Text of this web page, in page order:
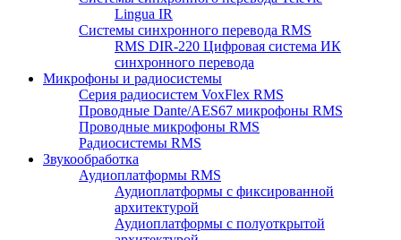
Lingua IR
Системы синхронного перевода RMS
RMS DIR-220 Цифровая система ИК
синхронного перевода
Микрофоны и радиосистемы
Серия радиосистем VoxFlex RMS
Проводные Dante/AES67 микрофоны RMS
Проводные микрофоны RMS
Радиосистемы RMS
Звукообработка
Аудиоплатформы RMS
Аудиоплатформы с фиксированной
архитектурой
Аудиоплатформы с полуоткрытой